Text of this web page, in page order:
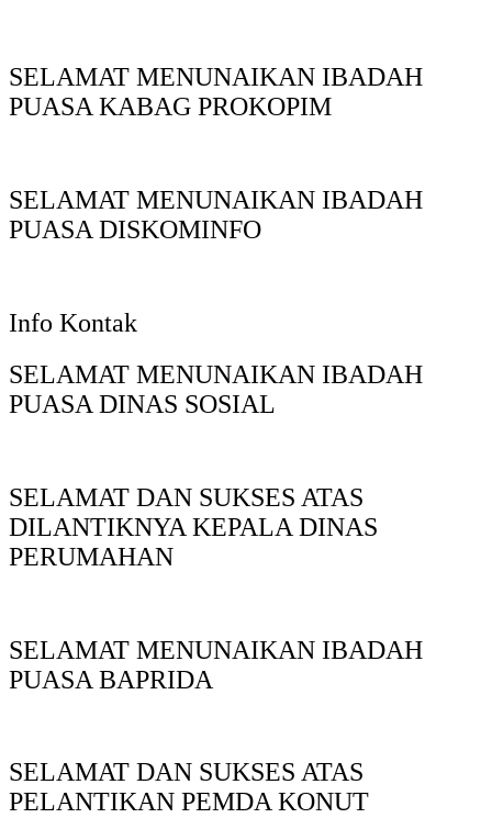
SELAMAT MENUNAIKAN IBADAH
PUASA KABAG PROKOPIM
SELAMAT MENUNAIKAN IBADAH
PUASA DISKOMINFO
Info Kontak
SELAMAT MENUNAIKAN IBADAH
PUASA DINAS SOSIAL
SELAMAT DAN SUKSES ATAS
DILANTIKNYA KEPALA DINAS
PERUMAHAN
SELAMAT MENUNAIKAN IBADAH
PUASA BAPRIDA
SELAMAT DAN SUKSES ATAS
PELANTIKAN PEMDA KONUT